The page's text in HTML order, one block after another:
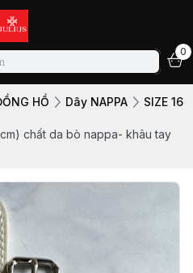
0
HỒ Dây NAPPA SIZE 16
chất da bò nappa- khâu tay